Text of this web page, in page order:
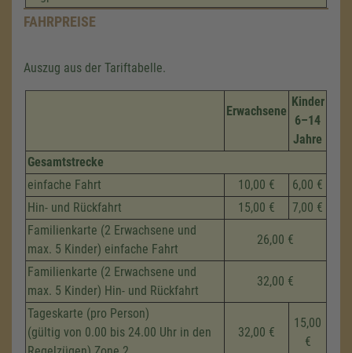
FAHRPREISE
Auszug aus der Tariftabelle.
Erwachsene
Kinder
6–14
Jahre
Gesamtstrecke
einfache Fahrt
10,00 €
6,00 €
Hin- und Rückfahrt
15,00 €
7,00 €
Familienkarte (2 Erwachsene und
max. 5 Kinder) einfache Fahrt
26,00 €
Familienkarte (2 Erwachsene und
max. 5 Kinder) Hin- und Rückfahrt
32,00 €
Tageskarte (pro Person)
(gültig von 0.00 bis 24.00 Uhr in den
32,00 €
15,00
€